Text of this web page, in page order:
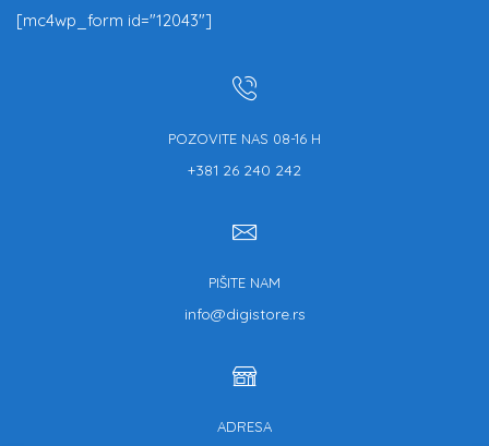
[mc4wp_form id="12043"]
POZOVITE NAS 08-16 H
+381 26 240 242
PIŠITE NAM
info@digistore.rs
ADRESA